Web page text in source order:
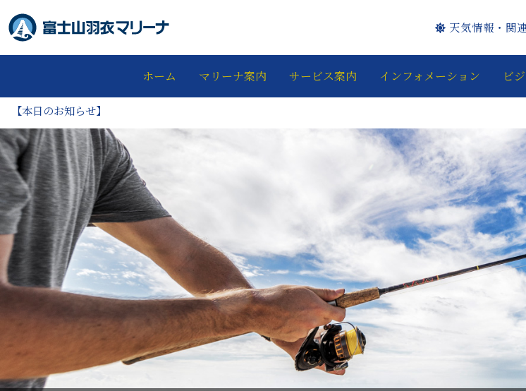
天気情報・関
ホーム マリーナ案内 サービス案内 インフォメーション ビ
【本日のお知らせ】 富士山羽衣マリ